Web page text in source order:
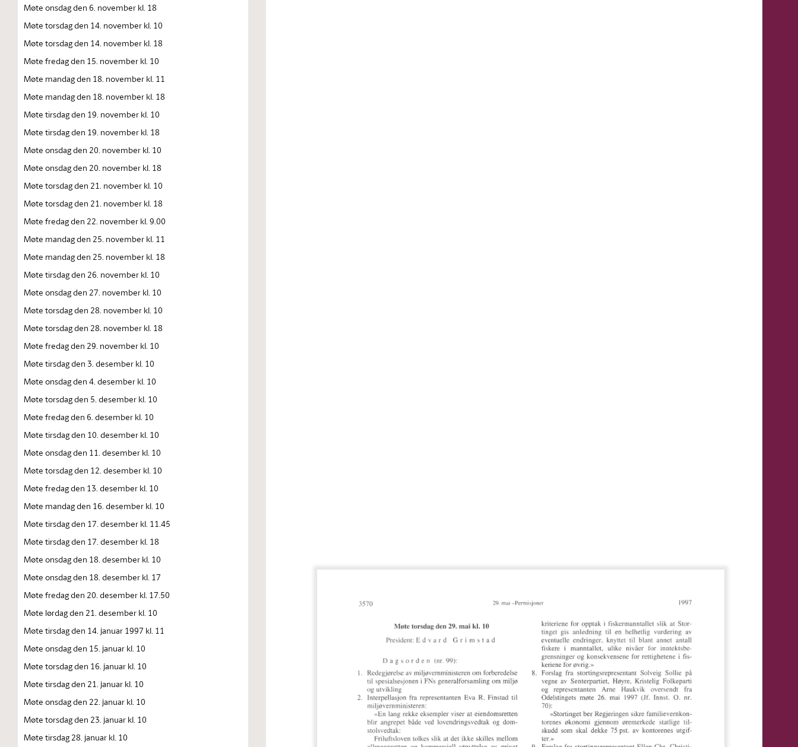
Møte onsdag den 6. november kl. 18
Møte torsdag den 14. november kl. 10
Møte torsdag den 14. november kl. 18
Møte fredag den 15. november kl. 10
Møte mandag den 18. november kl. 11
Møte mandag den 18. november kl. 18
Møte tirsdag den 19. november kl. 10
Møte tirsdag den 19. november kl. 18
Møte onsdag den 20. november kl. 10
Møte onsdag den 20. november kl. 18
Møte torsdag den 21. november kl. 10
Møte torsdag den 21. november kl. 18
Møte fredag den 22. november kl. 9.00
Møte mandag den 25. november kl. 11
Møte mandag den 25. november kl. 18
Møte tirsdag den 26. november kl. 10
Møte onsdag den 27. november kl. 10
Møte torsdag den 28. november kl. 10
Møte torsdag den 28. november kl. 18
Møte fredag den 29. november kl. 10
Møte tirsdag den 3. desember kl. 10
Møte onsdag den 4. desember kl. 10
Møte torsdag den 5. desember kl. 10
Møte fredag den 6. desember kl. 10
Møte tirsdag den 10. desember kl. 10
Møte onsdag den 11. desember kl. 10
Møte torsdag den 12. desember kl. 10
Møte fredag den 13. desember kl. 10
Møte mandag den 16. desember kl. 10
Møte tirsdag den 17. desember kl. 11.45
Møte tirsdag den 17. desember kl. 18
Møte onsdag den 18. desember kl. 10
Møte onsdag den 18. desember kl. 17
Møte fredag den 20. desember kl. 17.50
Møte lørdag den 21. desember kl. 10
Møte tirsdag den 14. januar 1997 kl. 11
Møte onsdag den 15. januar kl. 10
Møte torsdag den 16. januar kl. 10
Møte tirsdag den 21. januar kl. 10
Møte onsdag den 22. januar kl. 10
Møte torsdag den 23. januar kl. 10
Møte tirsdag 28. januar kl. 10